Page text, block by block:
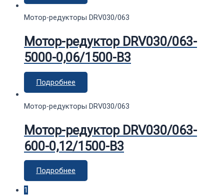
Мотор-редукторы DRV030/063
Мотор-редуктор DRV030/063-
5000-0,06/1500-В3
Подробнее
Мотор-редукторы DRV030/063
Мотор-редуктор DRV030/063-
600-0,12/1500-В3
Подробнее
1